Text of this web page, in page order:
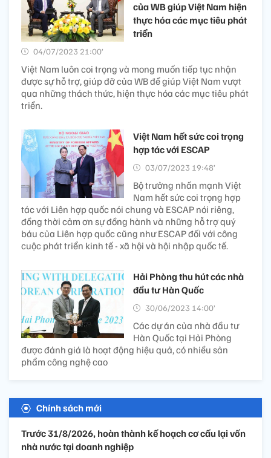
của WB giúp Việt Nam hiện
thực hóa các mục tiêu phát
triển
04/07/2023 21:00’
Việt Nam luôn coi trọng và mong muốn tiếp tục nhận
được sự hỗ trợ, giúp đỡ của WB để giúp Việt Nam vượt
qua những thách thức, hiện thực hóa các mục tiêu phát
triển.
Việt Nam hết sức coi trọng
hợp tác với ESCAP
03/07/2023 19:48’
Bộ trưởng nhấn mạnh Việt
Nam hết sức coi trọng hợp
tác với Liên hợp quốc nói chung và ESCAP nói riêng,
đồng thời cảm ơn sự đồng hành và những hỗ trợ quý
báu của Liên hợp quốc cũng như ESCAP đối với công
cuộc phát triển kinh tế - xã hội và hội nhập quốc tế.
Hải Phòng thu hút các nhà
đầu tư Hàn Quốc
30/06/2023 14:00’
Các dự án của nhà đầu tư
Hàn Quốc tại Hải Phòng
được đánh giá là hoạt động hiệu quả, có nhiều sản
phẩm công nghệ cao
Chính sách mới
Trước 31/8/2026, hoàn thành kế hoạch cơ cấu lại vốn
nhà nước tại doanh nghiệp